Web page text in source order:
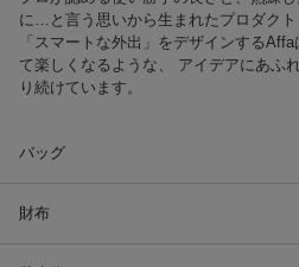
に…と言う思いから生まれたプロダクト
「スマートな外出」をデザインする
て楽しくなるような、 アイデアにあふ
り続けています。
バッグ
財布